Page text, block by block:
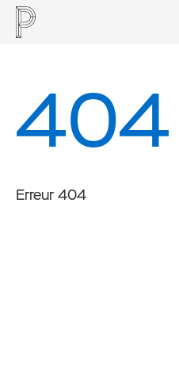
404
Erreur 404